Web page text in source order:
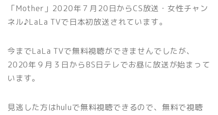
「Mother」2020年７月20日からCS放送・女性チャン
ネル♪LaLa TVで日本初放送されています。
今までLaLa TVで無料視聴ができませんでしたが、
2020年９月３日からBS日テレでお昼に放送が始まって
います。
見逃した方はhuluで無料視聴できるので、無料で視聴